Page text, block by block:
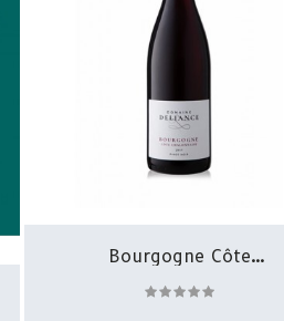
Bourgogne Côte